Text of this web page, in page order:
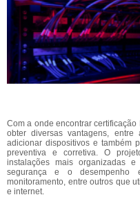
Com a onde encontrar certificação
obter diversas vantagens,
adicionar dispositivos e também
preventiva e corretiva. O
instalações mais organizadas
segurança e o desempenho
monitoramento, entre outros que
e internet.